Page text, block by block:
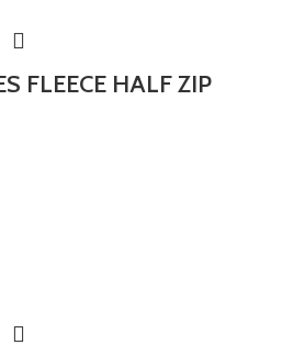
FLEECE HALF ZIP